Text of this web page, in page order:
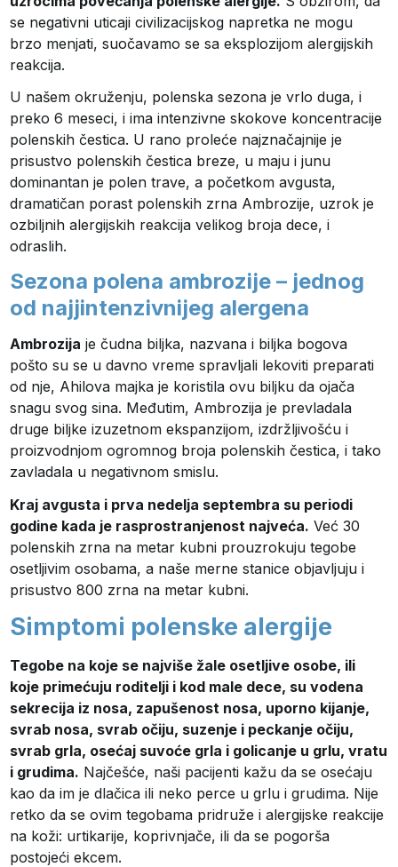
se negativni uticaji civilizacijskog napretka ne mogu
brzo menjati, suočavamo se sa eksplozijom alergijskih
reakcija.
U našem okruženju, polenska sezona je vrlo duga, i
preko 6 meseci, i ima intenzivne skokove koncentracije
polenskih čestica. U rano proleće najznačajnije je
prisustvo polenskih čestica breze, u maju i junu
dominantan je polen trave, a početkom avgusta,
dramatičan porast polenskih zrna Ambrozije, uzrok je
ozbiljnih alergijskih reakcija velikog broja dece, i
odraslih.
Sezona polena ambrozije – jednog
od najjintenzivnijeg alergena
Ambrozija je čudna biljka, nazvana i biljka bogova
pošto su se u davno vreme spravljali lekoviti preparati
od nje, Ahilova majka je koristila ovu biljku da ojača
snagu svog sina. Međutim, Ambrozija je prevladala
druge biljke izuzetnom ekspanzijom, izdržljivošću i
proizvodnjom ogromnog broja polenskih čestica, i tako
zavladala u negativnom smislu.
Kraj avgusta i prva nedelja septembra su periodi
godine kada je rasprostranjenost najveća. Već 30
polenskih zrna na metar kubni prouzrokuju tegobe
osetljivim osobama, a naše merne stanice objavljuju i
prisustvo 800 zrna na metar kubni.
Simptomi polenske alergije
Tegobe na koje se najviše žale osetljive osobe, ili
koje primećuju roditelji i kod male dece, su vodena
sekrecija iz nosa, zapušenost nosa, uporno kijanje,
svrab nosa, svrab očiju, suzenje i peckanje očiju,
svrab grla, osećaj suvoće grla i golicanje u grlu, vratu
i grudima. Najčešće, naši pacijenti kažu da se osećaju
kao da im je dlačica ili neko perce u grlu i grudima. Nije
retko da se ovim tegobama pridruže i alergijske reakcije
na koži: urtikarije, koprivnjače, ili da se pogorša
postojeći ekcem.